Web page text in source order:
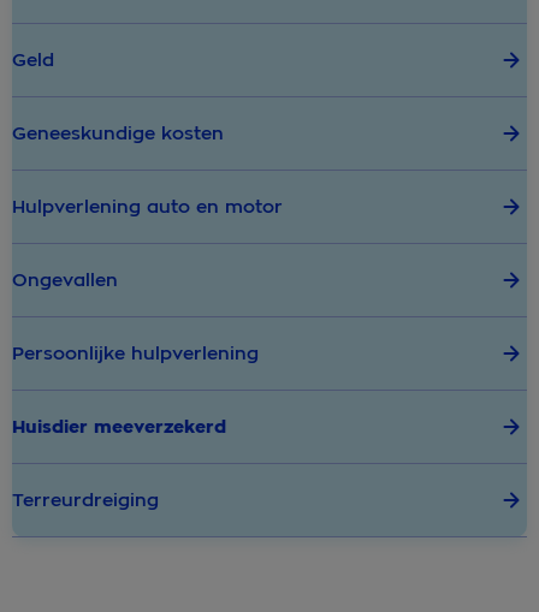
Geld
Geneeskundige kosten
Hulpverlening auto en motor
Ongevallen
Persoonlijke hulpverlening
Huisdier meeverzekerd
Terreurdreiging